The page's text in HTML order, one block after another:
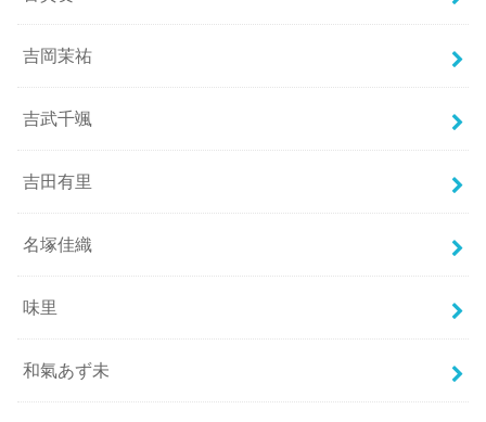
吉岡茉祐
吉武千颯
吉田有里
名塚佳織
味里
和氣あず未